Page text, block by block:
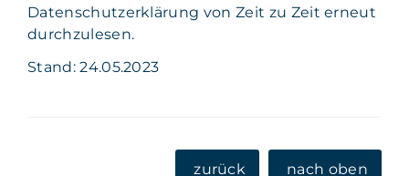
Datenschutzerklärung von Zeit zu Zeit erneut
durchzulesen.
Stand: 24.05.2023
zurück nach oben